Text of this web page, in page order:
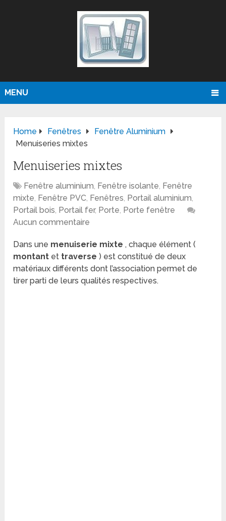
MENU
Home Fenêtres
Fenêtre Aluminium
Menuiseries mixtes
Menuiseries mixtes
Fenêtre aluminium, Fenêtre isolante, Fenêtre
mixte, Fenêtre PVC, Fenêtres, Portail aluminium,
Portail bois, Portail fer, Porte, Porte fenêtre
Aucun commentaire
Dans une menuiserie mixte , chaque élément (
montant et traverse ) est constitué de deux
matériaux différents dont l’association permet de
tirer parti de leurs qualités respectives.